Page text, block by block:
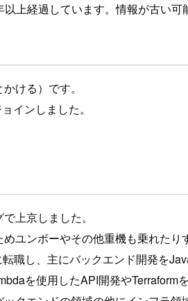
上経過しています。情報が古い可
ける）です。
インしました。
上京しました。
ユンボーやその他重機も乗れたり
職し、主にバックエンド開発を
を使用したAPI開発やTerraform